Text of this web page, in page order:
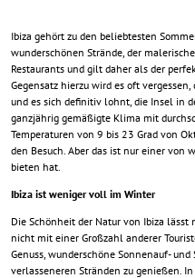
Ibiza gehört zu den beliebtesten
wunderschönen Strände, der
Restaurants und gilt daher als der
Gegensatz hierzu wird es oft
und es sich definitiv lohnt, die Insel in
ganzjährig gemäßigte Klima mit
Temperaturen von 9 bis 23 Grad von
den Besuch. Aber das ist nur einer von
bieten hat.
Ibiza ist weniger voll im Winter
Die Schönheit der Natur von Ibiza
nicht mit einer Großzahl anderer
Genuss, wunderschöne Sonnenauf-
verlasseneren Stränden zu genießen.